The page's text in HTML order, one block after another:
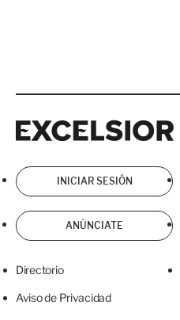
INICIAR SESIÓN
ANÚNCIATE
Directorio
Aviso de Privacidad